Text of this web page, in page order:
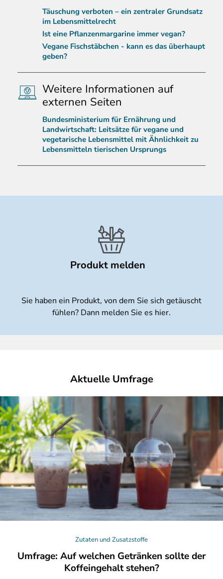
Täuschung verboten – ein zentraler Grundsatz
im Lebensmittelrecht
Ist eine Pflanzenmargarine immer vegan?
Vegane Fischstäbchen - kann es das überhaupt
geben?
Weitere Informationen auf
externen Seiten
Bundesministerium für Ernährung und
Landwirtschaft: Leitsätze für vegane und
vegetarische Lebensmittel mit Ähnlichkeit zu
Lebensmitteln tierischen Ursprungs
Produkt melden
Sie haben ein Produkt, von dem Sie sich getäuscht
fühlen? Dann melden Sie es hier.
Aktuelle Umfrage
Zutaten und Zusatzstoffe
Umfrage: Auf welchen Getränken sollte der
Koffeingehalt stehen?